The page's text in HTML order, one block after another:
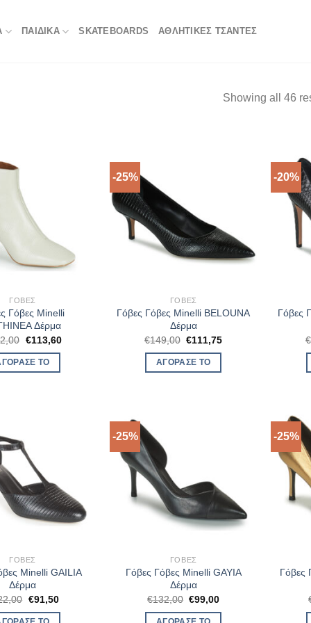
ΠΑΙΔΙΚΑ SKATEBOARDS ΑΘΛΗΤΙΚΈΣ ΤΣΆΝΤΕΣ
Showing all 46
ΓΌΒΕΣ
Γόβες Minelli
Δέρμα
Original
was:
€142,00.
€113,60Η
ΤΟ
-25%
ΓΌΒΕΣ
Γόβες Γόβες Minelli BELOUNA
Δέρμα
€149,00 Original
was:
€149,00.
€111,75Η
ΑΓΌΡΑΣΈ ΤΟ
-20%
Γόβες
€
ΓΌΒΕΣ
Minelli GAILIA
Δέρμα
Original
was:
€91,50Η
-25%
ΓΌΒΕΣ
Γόβες Γόβες Minelli GAYIA
Δέρμα
€132,00 Original
was:
€99,00Η
-25%
Γόβες